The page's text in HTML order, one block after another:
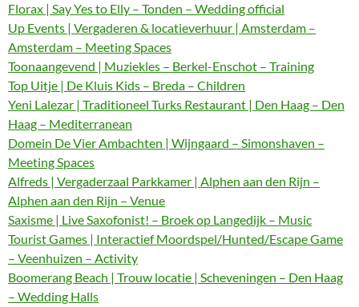
Florax | Say Yes to Elly – Tonden – Wedding official
Up Events | Vergaderen & locatieverhuur | Amsterdam –
Amsterdam – Meeting Spaces
Toonaangevend | Muziekles – Berkel-Enschot – Training
Top Uitje | De Kluis Kids – Breda – Children
Yeni Lalezar | Traditioneel Turks Restaurant | Den Haag – Den
Haag – Mediterranean
Domein De Vier Ambachten | Wijngaard – Simonshaven –
Meeting Spaces
Alfreds | Vergaderzaal Parkkamer | Alphen aan den Rijn –
Alphen aan den Rijn – Venue
Saxisme | Live Saxofonist! – Broek op Langedijk – Music
Tourist Games | Interactief Moordspel/Hunted/Escape Game
– Veenhuizen – Activity
Boomerang Beach | Trouw locatie | Scheveningen – Den Haag
– Wedding Halls